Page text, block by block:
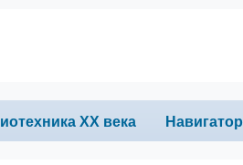
ХХ века Навигатор